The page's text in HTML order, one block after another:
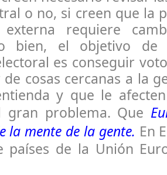
o no, si creen que la
requiere
bien, el objetivo
es conseguir
cosas cercanas a la
y que le
problema. Que
la mente de la gente. En
países de la Unión